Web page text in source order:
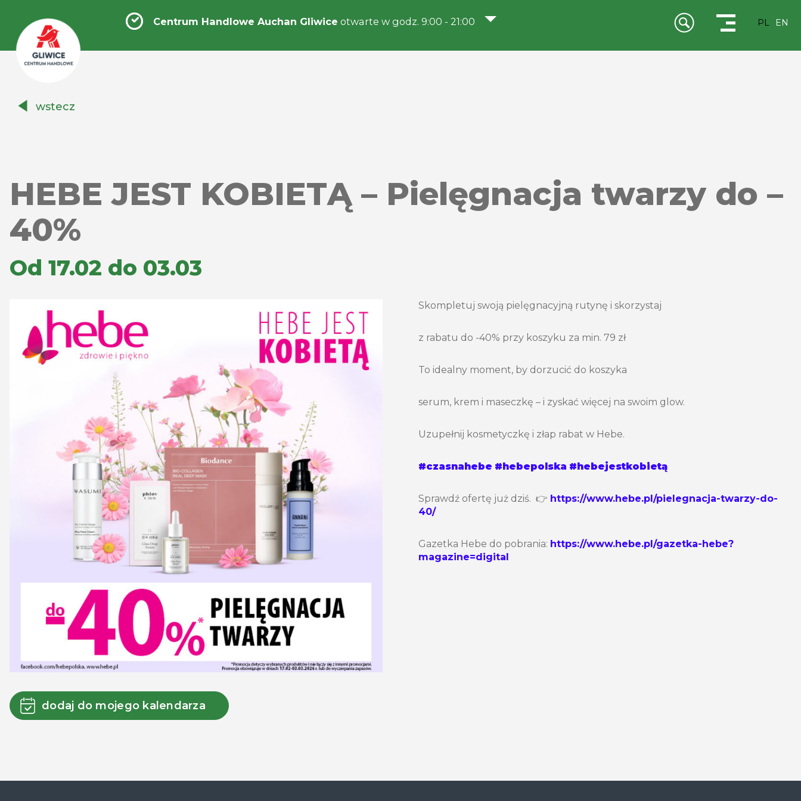
Handlowe
Centrum Handlowe Auchan Gliwice otwarte w godz. 9:00 - 21:00 PL EN
wstecz
HEBE JEST KOBIETĄ – Pielęgnacja twarzy do –
40%
Od 17.02 do 03.03
dodaj do mojego kalendarza
Skompletuj swoją pielęgnacyjną rutynę i skorzystaj
z rabatu do -40% przy koszyku za min. 79 zł
To idealny moment, by dorzucić do koszyka
serum, krem i maseczkę – i zyskać więcej na swoim glow.
Uzupełnij kosmetyczkę i złap rabat w Hebe.
#czasnahebe #hebepolska #hebejestkobietą
Sprawdź ofertę już dziś. 👉 https://www.hebe.pl/pielegnacja-twarzy-do-
40/
Gazetka Hebe do pobrania: https://www.hebe.pl/gazetka-hebe?
magazine=digital